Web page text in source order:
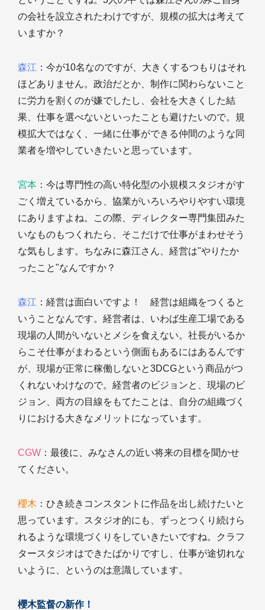
の会社を設立されたわけですが、規模の拡大は考えて
いますか？
森江 ：今が10名なのですが、大きくするつもりはそれ
ほどありません。政治だとか、制作に関わらないこと
に労力を割くのが嫌でしたし、会社を大きくした結
果、仕事を選べないといったことも避けたいので。規
模拡大ではなく、一緒に仕事ができる仲間のような同
業者を増やしていきたいと思っています。
宮本 ：今は専門性の高い特化型の小規模スタジオがす
ごく増えているから、協業がいろいろやりやすい環境
にありますよね。この際、ディレクター専門集団みた
いなものもつくれたら、そこだけで仕事がまわせそう
な気もします。ちなみに森江さん、経営は"やりたか
ったこと"なんですか？
森江 ：経営は面白いですよ！ 経営は組織をつくると
いうことなんです。経営者は、いわば生産工場である
現場の人間がいないとメシを食えない。社長がいるか
らこそ仕事がまわるという側面もあるにはあるんです
が、現場が正常に稼働しないと3DCGという商品がつ
くれないわけなので。経営者のビジョンと、現場のビ
ジョン、両方の目線をもてたことは、自分の組織づく
りにおける大きなメリットになっています。
CGW ：最後に、みなさんの近い将来の目標を聞かせ
てください。
櫻木 ：ひき続きコンスタントに作品を出し続けたいと
思っています。スタジオ的にも、ずっとつくり続けら
れるような環境づくりをしていきたいですね。クラフ
タースタジオはできたばかりですし、仕事が途切れな
いように、というのは意識しています。
櫻木監督の新作！